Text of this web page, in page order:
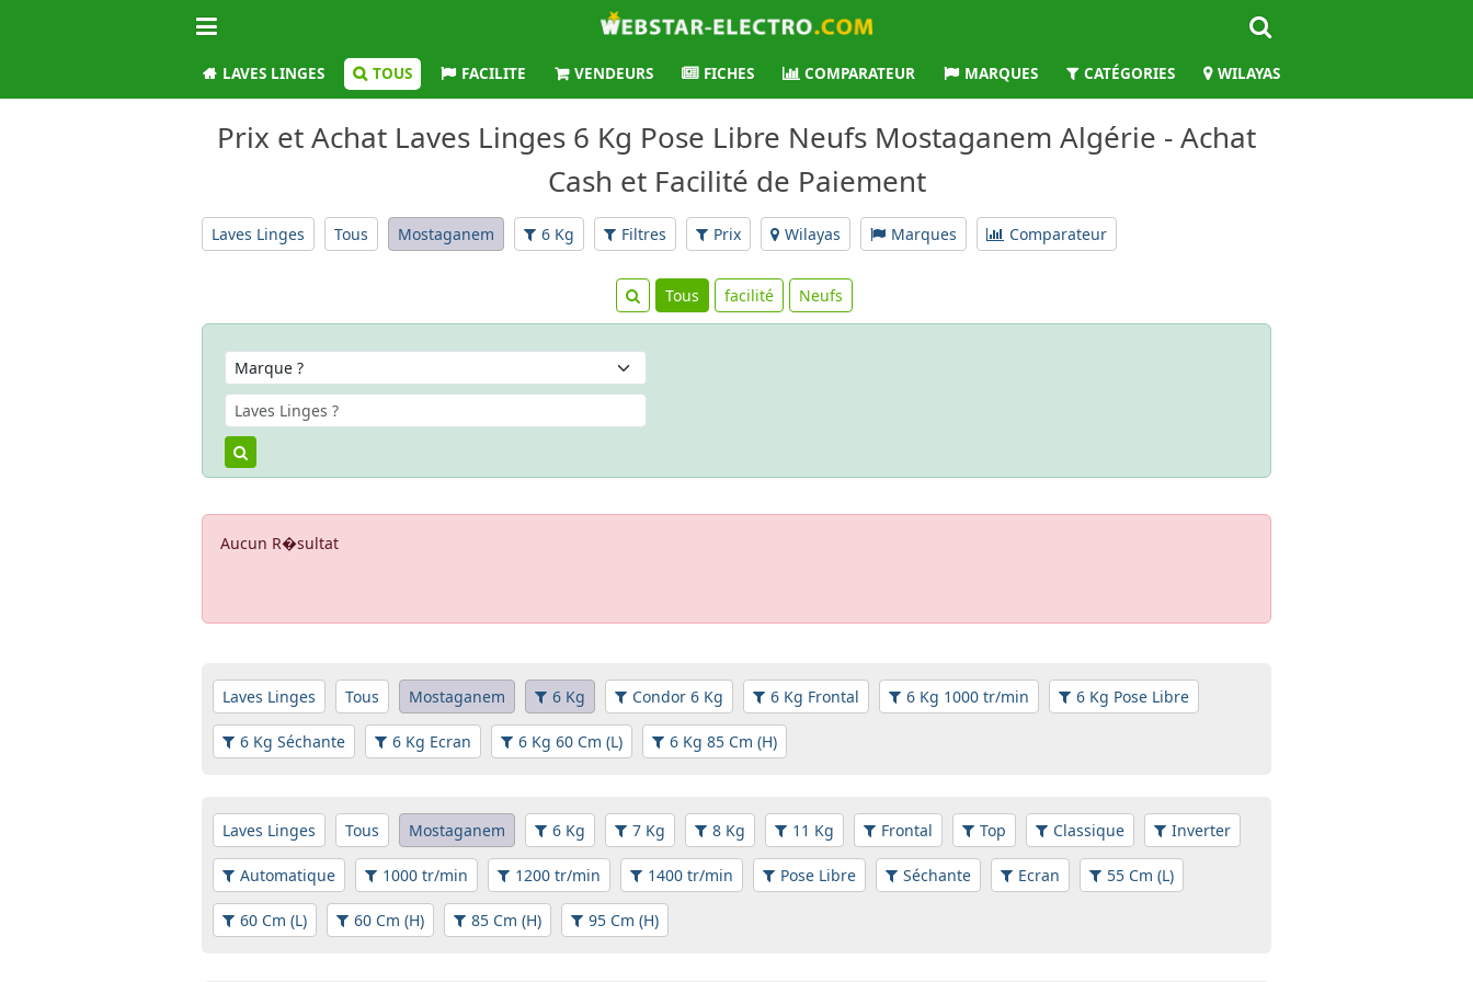
LAVES LINGES TOUS FACILITE VENDEURS FICHES COMPARATEUR MARQUES CATÉGORIES WILAYAS
Prix et Achat Laves Linges 6 Kg Pose Libre Neufs Mostaganem Algérie - Achat
Cash et Facilité de Paiement
Laves Linges Tous Mostaganem 6 Kg Filtres Prix Wilayas Marques Comparateur
Tous facilité Neufs
Aucun R�sultat
Laves Linges Tous Mostaganem 6 Kg Condor 6 Kg 6 Kg Frontal 6 Kg 1000 tr/min 6 Kg Pose Libre
6 Kg Séchante 6 Kg Ecran 6 Kg 60 Cm (L) 6 Kg 85 Cm (H)
Laves Linges Tous Mostaganem 6 Kg 7 Kg 8 Kg 11 Kg Frontal Top Classique Inverter
Automatique 1000 tr/min 1200 tr/min 1400 tr/min Pose Libre Séchante Ecran 55 Cm (L)
60 Cm (L) 60 Cm (H) 85 Cm (H) 95 Cm (H)